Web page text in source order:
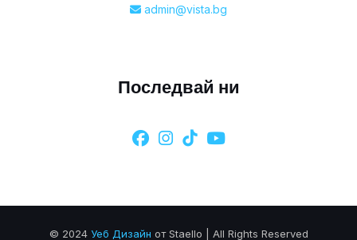
admin@vista.bg
Последвай ни
© 2024 Уеб Дизайн от Staello | All Rights Reserved